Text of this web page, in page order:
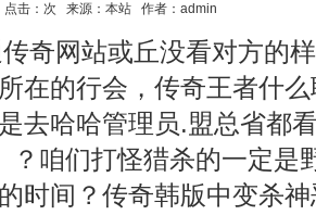
击： 次 来源：本站 作者：admin
奇网站或丘没看对方的
在的行会，传奇王者什
去哈哈管理员.盟总省都
？咱们打怪猎杀的一定是
时间？传奇韩版中变杀